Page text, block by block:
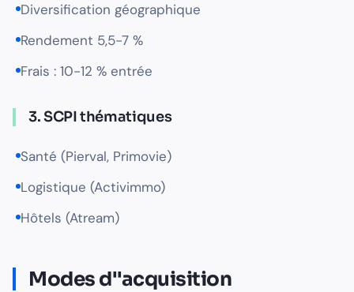
Diversification géographique
Rendement 5,5-7 %
Frais : 10-12 % entrée
3. SCPI thématiques
Santé (Pierval, Primovie)
Logistique (Activimmo)
Hôtels (Atream)
Modes d''acquisition